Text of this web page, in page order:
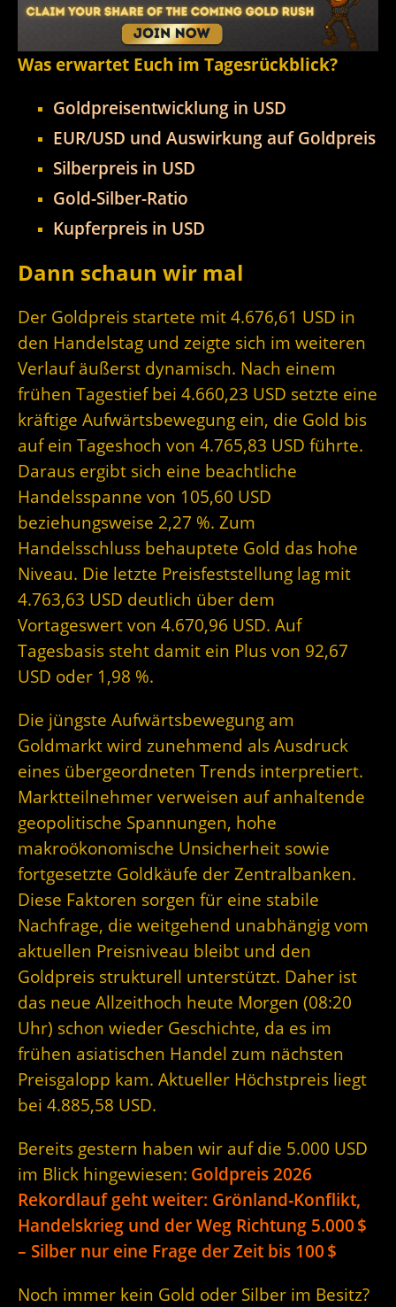
Was erwartet Euch im Tagesrückblick?
Goldpreisentwicklung in USD
EUR/USD und Auswirkung auf Goldpreis
Silberpreis in USD
Gold-Silber-Ratio
Kupferpreis in USD
Dann schaun wir mal
Der Goldpreis startete mit 4.676,61 USD in
den Handelstag und zeigte sich im weiteren
Verlauf äußerst dynamisch. Nach einem
frühen Tagestief bei 4.660,23 USD setzte eine
kräftige Aufwärtsbewegung ein, die Gold bis
auf ein Tageshoch von 4.765,83 USD führte.
Daraus ergibt sich eine beachtliche
Handelsspanne von 105,60 USD
beziehungsweise 2,27 %. Zum
Handelsschluss behauptete Gold das hohe
Niveau. Die letzte Preisfeststellung lag mit
4.763,63 USD deutlich über dem
Vortageswert von 4.670,96 USD. Auf
Tagesbasis steht damit ein Plus von 92,67
USD oder 1,98 %.
Die jüngste Aufwärtsbewegung am
Goldmarkt wird zunehmend als Ausdruck
eines übergeordneten Trends interpretiert.
Marktteilnehmer verweisen auf anhaltende
geopolitische Spannungen, hohe
makroökonomische Unsicherheit sowie
fortgesetzte Goldkäufe der Zentralbanken.
Diese Faktoren sorgen für eine stabile
Nachfrage, die weitgehend unabhängig vom
aktuellen Preisniveau bleibt und den
Goldpreis strukturell unterstützt. Daher ist
das neue Allzeithoch heute Morgen (08:20
Uhr) schon wieder Geschichte, da es im
frühen asiatischen Handel zum nächsten
Preisgalopp kam. Aktueller Höchstpreis liegt
bei 4.885,58 USD.
Bereits gestern haben wir auf die 5.000 USD
im Blick hingewiesen: Goldpreis 2026
Rekordlauf geht weiter: Grönland‑Konflikt,
Handelskrieg und der Weg Richtung 5.000 $
– Silber nur eine Frage der Zeit bis 100 $
Noch immer kein Gold oder Silber im Besitz?